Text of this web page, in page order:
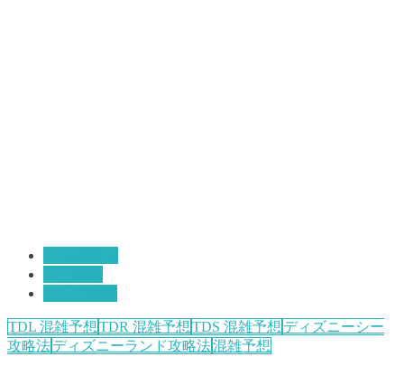
TDL 混雑予想TDR 混雑予想TDS 混雑予想 ディズニーシー
攻略法ディズニーランド攻略法混雑予想